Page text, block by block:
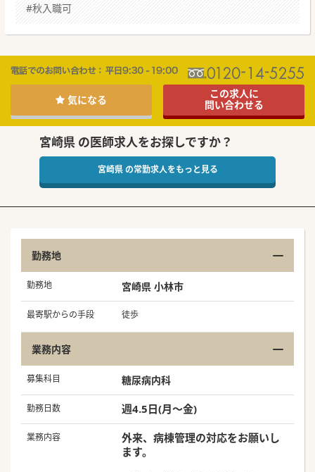
#秋入職可
気になる
この求人に
問い合わせる
宮崎県 の医師求人をお探しですか？
宮崎県 の常勤求人をもっと見る
勤務地
勤務地 宮崎県 小林市
最寄駅からの手段 徒歩
業務内容
募集科目 糖尿病内科
勤務日数 週4.5日(月～金)
業務内容
外来、病棟管理の対応をお願いし
ます。